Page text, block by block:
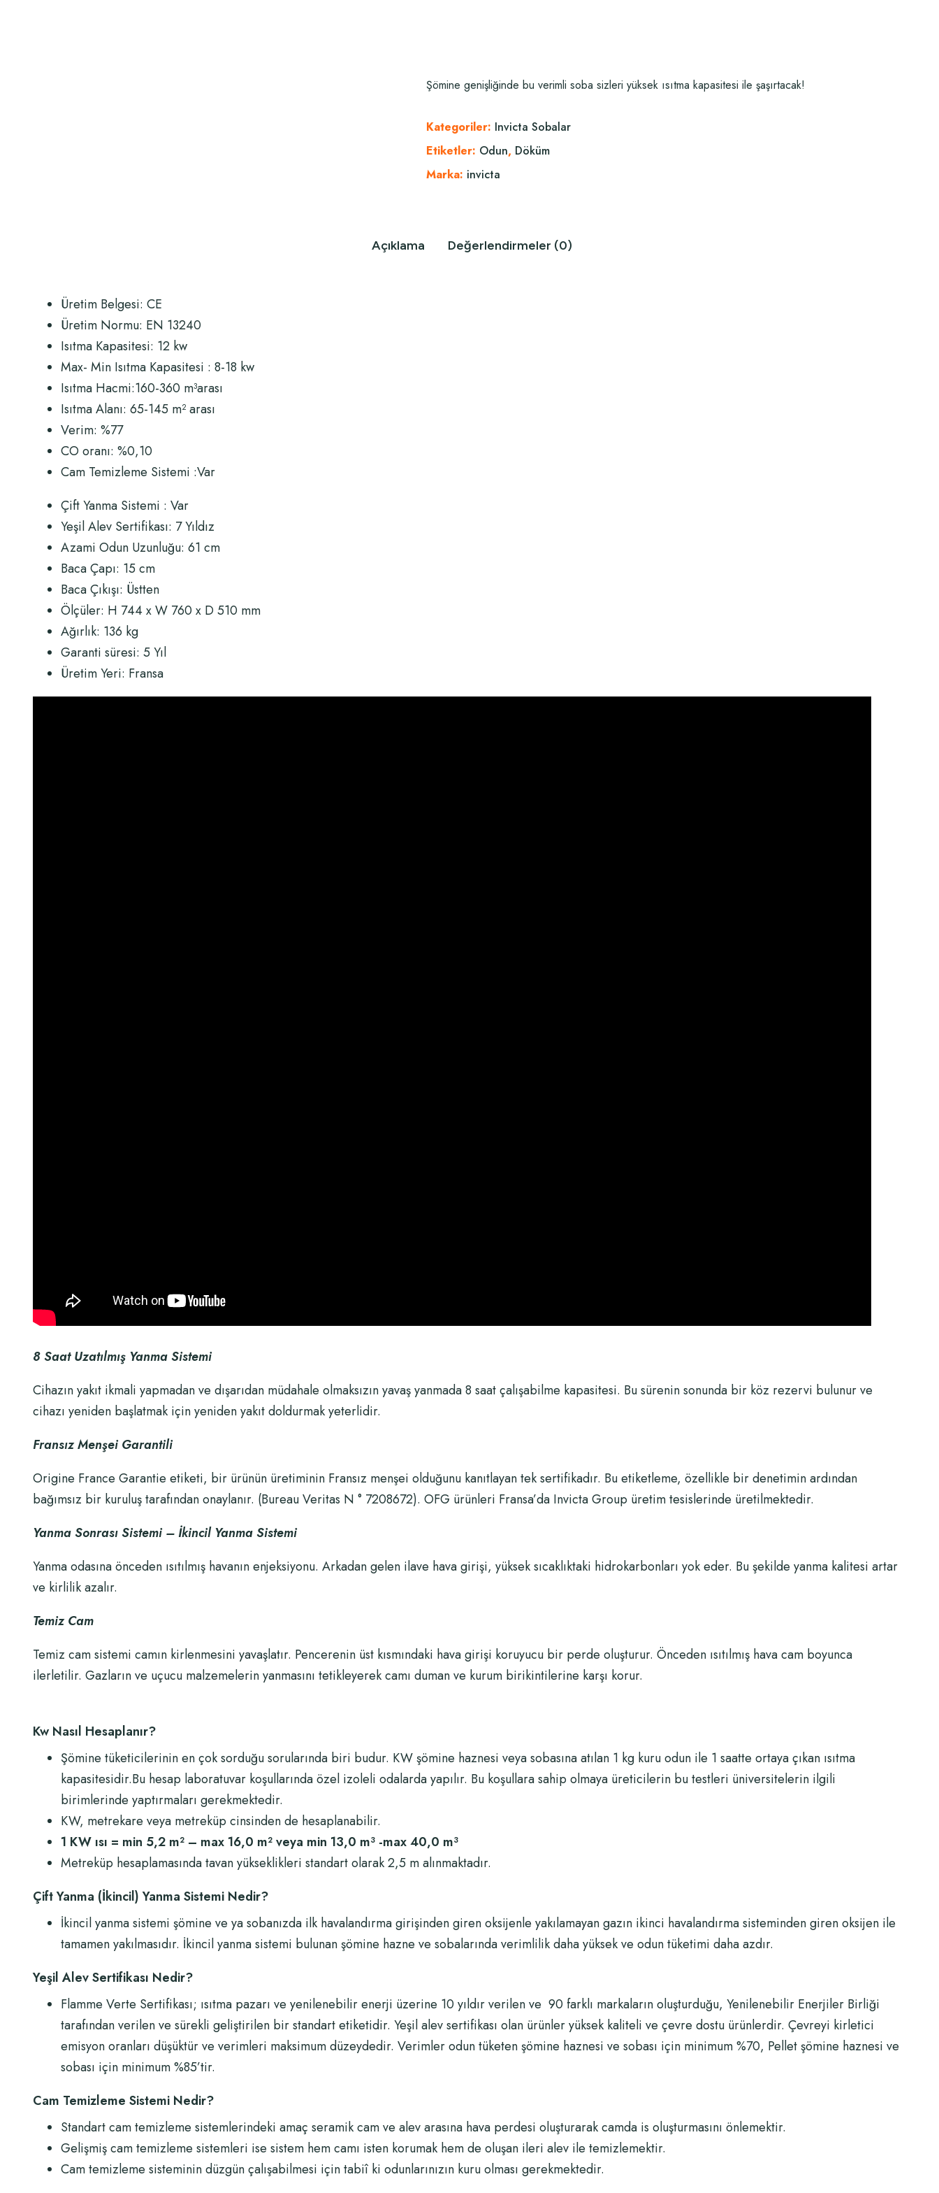
Şömine genişliğinde bu verimli soba sizleri yüksek ısıtma kapasitesi ile şaşırtacak!
Kategoriler: Invicta Sobalar
Etiketler: Odun, Döküm
Marka: invicta
Açıklama Değerlendirmeler (0)
Üretim Belgesi: CE
Üretim Normu: EN 13240
Isıtma Kapasitesi: 12 kw
Max- Min Isıtma Kapasitesi : 8-18 kw
Isıtma Hacmi:160-360 m³arası
Isıtma Alanı: 65-145 m²arası
Verim: %77
CO oranı: %0,10
Cam Temizleme Sistemi :Var
Çift Yanma Sistemi : Var
Yeşil Alev Sertifikası: 7 Yıldız
Azami Odun Uzunluğu: 61 cm
Baca Çapı: 15 cm
Baca Çıkışı: Üstten
Ölçüler: H 744 x W 760 x D 510 mm
Ağırlık: 136 kg
Garanti süresi: 5 Yıl
Üretim Yeri: Fransa
8 Saat Uzatılmış Yanma Sistemi
Cihazın yakıt ikmali yapmadan ve dışarıdan müdahale olmaksızın yavaş yanmada 8 saat çalışabilme kapasitesi. Bu sürenin sonunda bir köz rezervi bulunur ve
cihazı yeniden başlatmak için yeniden yakıt doldurmak yeterlidir.
Fransız Menşei Garantili
Origine France Garantie etiketi, bir ürünün üretiminin Fransız menşei olduğunu kanıtlayan tek sertifikadır. Bu etiketleme, özellikle bir denetimin ardından
bağımsız bir kuruluş tarafından onaylanır. (Bureau Veritas N ° 7208672). OFG ürünleri Fransa’da Invicta Group üretim tesislerinde üretilmektedir.
Yanma Sonrası Sistemi – İkincil Yanma Sistemi
Yanma odasına önceden ısıtılmış havanın enjeksiyonu. Arkadan gelen ilave hava girişi, yüksek sıcaklıktaki hidrokarbonları yok eder. Bu şekilde yanma kalitesi artar
ve kirlilik azalır.
Temiz Cam
Temiz cam sistemi camın kirlenmesini yavaşlatır. Pencerenin üst kısmındaki hava girişi koruyucu bir perde oluşturur. Önceden ısıtılmış hava cam boyunca
ilerletilir. Gazların ve uçucu malzemelerin yanmasını tetikleyerek camı duman ve kurum birikintilerine karşı korur.
Kw Nasıl Hesaplanır?
Şömine tüketicilerinin en çok sorduğu sorularında biri budur. KW şömine haznesi veya sobasına atılan 1 kg kuru odun ile 1 saatte ortaya çıkan ısıtma
kapasitesidir.Bu hesap laboratuvar koşullarında özel izoleli odalarda yapılır. Bu koşullara sahip olmaya üreticilerin bu testleri üniversitelerin ilgili
birimlerinde yaptırmaları gerekmektedir.
KW, metrekare veya metreküp cinsinden de hesaplanabilir.
1 KW ısı = min 5,2 m² – max 16,0 m² veya min 13,0 m³ -max 40,0 m³
Metreküp hesaplamasında tavan yükseklikleri standart olarak 2,5 m alınmaktadır.
Çift Yanma (İkincil) Yanma Sistemi Nedir?
İkincil yanma sistemi şömine ve ya sobanızda ilk havalandırma girişinden giren oksijenle yakılamayan gazın ikinci havalandırma sisteminden giren oksijen ile
tamamen yakılmasıdır. İkincil yanma sistemi bulunan şömine hazne ve sobalarında verimlilik daha yüksek ve odun tüketimi daha azdır.
Yeşil Alev Sertifikası Nedir?
Flamme Verte Sertifikası; ısıtma pazarı ve yenilenebilir enerji üzerine 10 yıldır verilen ve 90 farklı markaların oluşturduğu, Yenilenebilir Enerjiler Birliği
tarafından verilen ve sürekli geliştirilen bir standart etiketidir. Yeşil alev sertifikası olan ürünler yüksek kaliteli ve çevre dostu ürünlerdir. Çevreyi kirletici
emisyon oranları düşüktür ve verimleri maksimum düzeydedir. Verimler odun tüketen şömine haznesi ve sobası için minimum %70, Pellet şömine haznesi ve
sobası için minimum %85’tir.
Cam Temizleme Sistemi Nedir?
Standart cam temizleme sistemlerindeki amaç seramik cam ve alev arasına hava perdesi oluşturarak camda is oluşturmasını önlemektir.
Gelişmiş cam temizleme sistemleri ise sistem hem camı isten korumak hem de oluşan ileri alev ile temizlemektir.
Cam temizleme sisteminin düzgün çalışabilmesi için tabiî ki odunlarınızın kuru olması gerekmektedir.